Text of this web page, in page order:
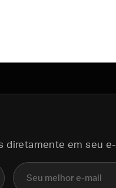
diretamente em seu
E-mail